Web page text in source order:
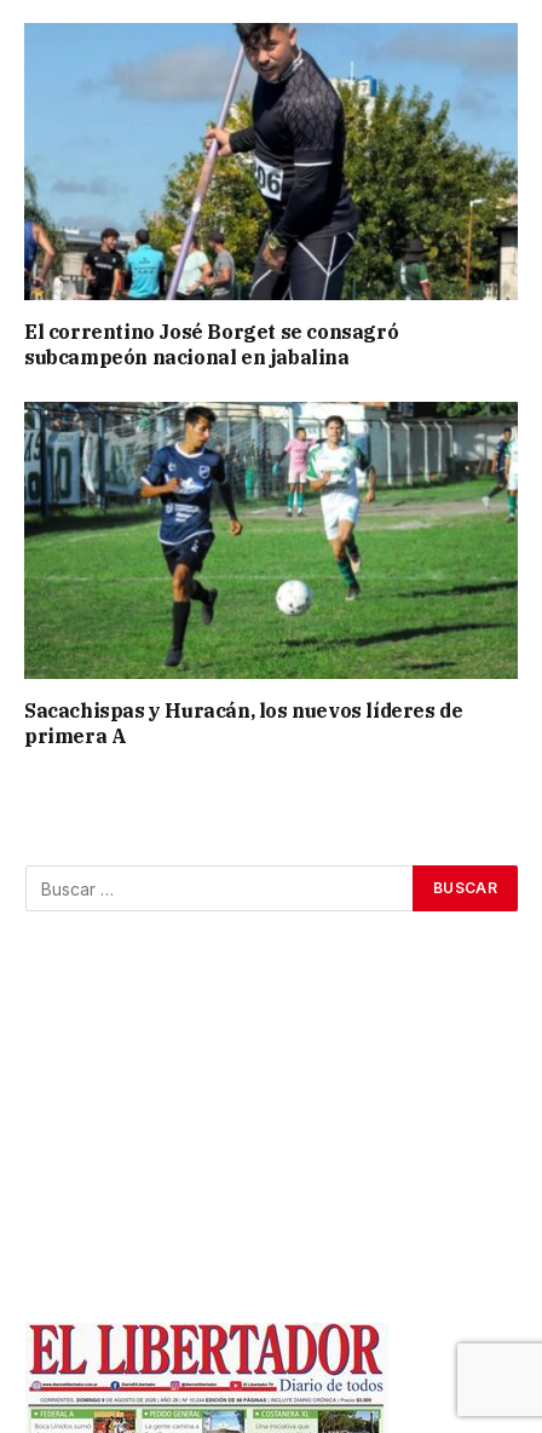
El correntino José Borget se consagró
subcampeón nacional en jabalina
Sacachispas y Huracán, los nuevos líderes de
primera A